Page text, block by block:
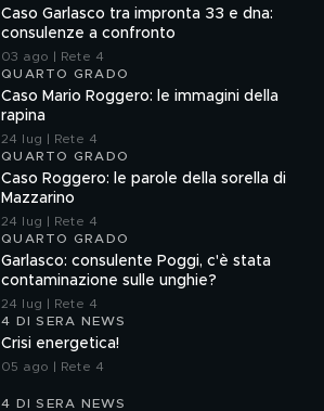
Caso Garlasco tra impronta 33 e dna:
consulenze a confronto
03 ago | Rete 4
QUARTO GRADO
Caso Mario Roggero: le immagini della
rapina
24 lug | Rete 4
QUARTO GRADO
Caso Roggero: le parole della sorella di
Mazzarino
24 lug | Rete 4
QUARTO GRADO
Garlasco: consulente Poggi, c'è stata
contaminazione sulle unghie?
24 lug | Rete 4
4 DI SERA NEWS
Crisi energetica!
05 ago | Rete 4
4 DI SERA NEWS